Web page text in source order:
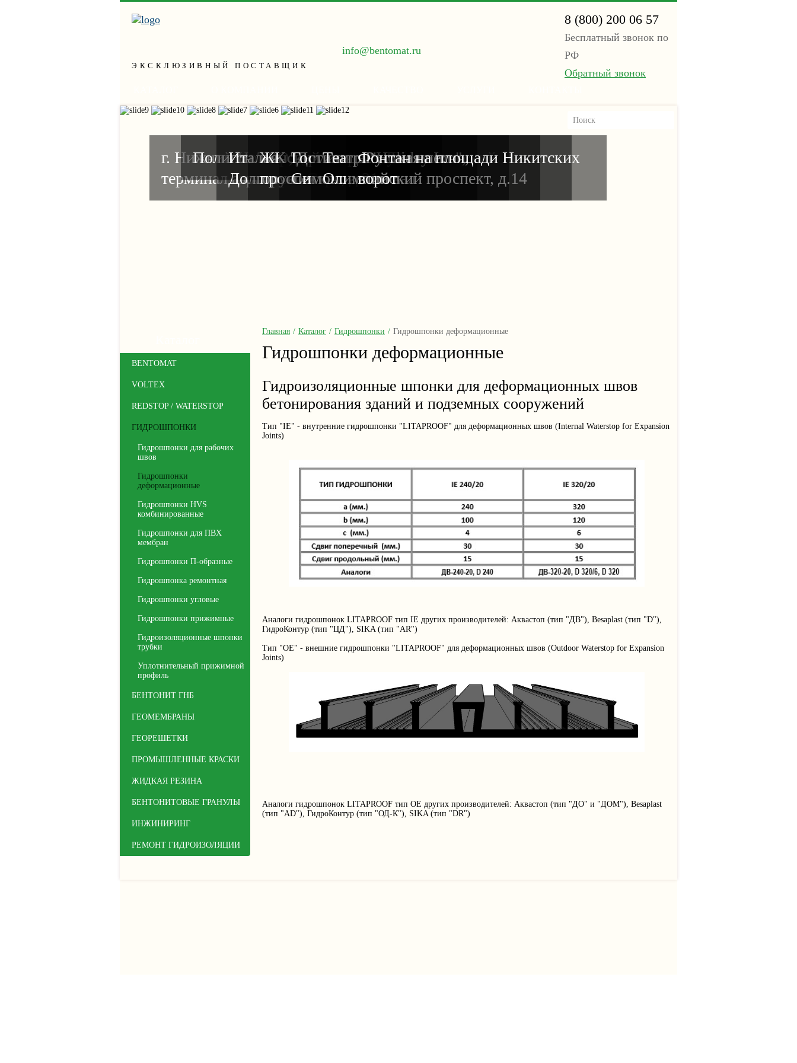
ЭКСКЛЮЗИВНЫЙ ПОСТАВЩИК
info@bentomat.ru
8 (800) 200 06 57
Бесплатный звонок по
РФ
Обратный звонок
г. Нижний Новгород, новый
терминал аэропорта Стригино,
Полигон ТБО, Ярославская обл.
Итальянский квартал, ул.
Долгоруковская, д.21
ЖК "Доминион", Ломоносовский
проспект
Гостиница "Holiday Inn",
Симоновский вал
Театр Русская песня,
Олимпийский проспект, д.14
Фонтан на площади Никитских
ворот
BENTOMAT
VOLTEX
REDSTOP / WATERSTOP
ГИДРОШПОНКИ
Гидрошпонки для рабочих
швов
Гидрошпонки
деформационные
Гидрошпонки HVS
комбинированные
Гидрошпонки для ПВХ
мембран
Гидрошпонки П-образные
Гидрошпонка ремонтная
Гидрошпонки угловые
Гидрошпонки прижимные
Гидроизоляционные шпонки
трубки
Уплотнительный прижимной
профиль
БЕНТОНИТ ГНБ
ГЕОМЕМБРАНЫ
ГЕОРЕШЕТКИ
ПРОМЫШЛЕННЫЕ КРАСКИ
ЖИДКАЯ РЕЗИНА
БЕНТОНИТОВЫЕ ГРАНУЛЫ
ИНЖИНИРИНГ
РЕМОНТ ГИДРОИЗОЛЯЦИИ
Главная / Каталог / Гидрошпонки / Гидрошпонки деформационные
Гидрошпонки деформационные
Гидроизоляционные шпонки для деформационных швов
бетонирования зданий и подземных сооружений
Тип "IE" - внутренние гидрошпонки "LITAPROOF" для деформационных швов (Internal Waterstop for Expansion
Joints)
Аналоги гидрошпонок LITAPROOF тип IE других производителей: Аквастоп (тип "ДВ"), Besaplast (тип "D"),
ГидроКонтур (тип "ЦД"), SIKA (тип "AR")
Тип "OE" - внешние гидрошпонки "LITAPROOF" для деформационных швов (Outdoor Waterstop for Expansion
Joints)
Аналоги гидрошпонок LITAPROOF тип OE других производителей: Аквастоп (тип "ДО" и "ДОМ"), Besaplast
(тип "AD"), ГидроКонтур (тип "ОД-К"), SIKA (тип "DR")